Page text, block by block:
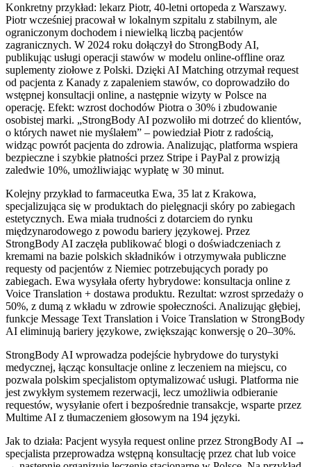
Konkretny przykład: lekarz Piotr, 40-letni ortopeda z Warszawy.
Piotr wcześniej pracował w lokalnym szpitalu z stabilnym, ale
ograniczonym dochodem i niewielką liczbą pacjentów
zagranicznych. W 2024 roku dołączył do StrongBody AI,
publikując usługi operacji stawów w modelu online-offline oraz
suplementy ziołowe z Polski. Dzięki AI Matching otrzymał request
od pacjenta z Kanady z zapaleniem stawów, co doprowadziło do
wstępnej konsultacji online, a następnie wizyty w Polsce na
operację. Efekt: wzrost dochodów Piotra o 30% i zbudowanie
osobistej marki. „StrongBody AI pozwoliło mi dotrzeć do klientów,
o których nawet nie myślałem” – powiedział Piotr z radością,
widząc powrót pacjenta do zdrowia. Analizując, platforma wspiera
bezpieczne i szybkie płatności przez Stripe i PayPal z prowizją
zaledwie 10%, umożliwiając wypłatę w 30 minut.
Kolejny przykład to farmaceutka Ewa, 35 lat z Krakowa,
specjalizująca się w produktach do pielęgnacji skóry po zabiegach
estetycznych. Ewa miała trudności z dotarciem do rynku
międzynarodowego z powodu bariery językowej. Przez
StrongBody AI zaczęła publikować blogi o doświadczeniach z
kremami na bazie polskich składników i otrzymywała publiczne
requesty od pacjentów z Niemiec potrzebujących porady po
zabiegach. Ewa wysyłała oferty hybrydowe: konsultacja online z
Voice Translation + dostawa produktu. Rezultat: wzrost sprzedaży o
50%, z dumą z wkładu w zdrowie społeczności. Analizując głębiej,
funkcje Message Text Translation i Voice Translation w StrongBody
AI eliminują bariery językowe, zwiększając konwersję o 20–30%.
StrongBody AI wprowadza podejście hybrydowe do turystyki
medycznej, łącząc konsultacje online z leczeniem na miejscu, co
pozwala polskim specjalistom optymalizować usługi. Platforma nie
jest zwykłym systemem rezerwacji, lecz umożliwia odbieranie
requestów, wysyłanie ofert i bezpośrednie transakcje, wsparte przez
Multime AI z tłumaczeniem głosowym na 194 języki.
Jak to działa: Pacjent wysyła request online przez StrongBody AI →
specjalista przeprowadza wstępną konsultację przez chat lub voice